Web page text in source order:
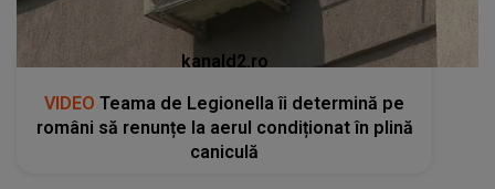
kanald2.ro
VIDEO Teama de Legionella îi determină pe
români să renunțe la aerul condiționat în plină
caniculă